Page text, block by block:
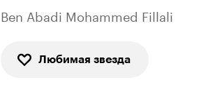
Ben Abadi Mohammed Fillali
Любимая звезда